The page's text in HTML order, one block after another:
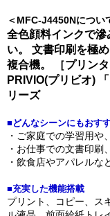
＜MFC-J4450Nについ
全色顔料インクで
い。 文書印刷を極
複合機。 ［プリン
PRIVIO(プリビオ)
リーズ
■どんなシーンにもおす
・ご家庭での学習用や
・お仕事での文書印刷
・飲食店やアパレル
■充実した機能搭載
プリント、コピー、ス